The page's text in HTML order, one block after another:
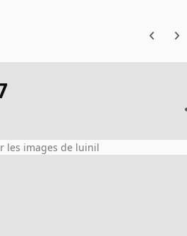
Previous
les images de luinil